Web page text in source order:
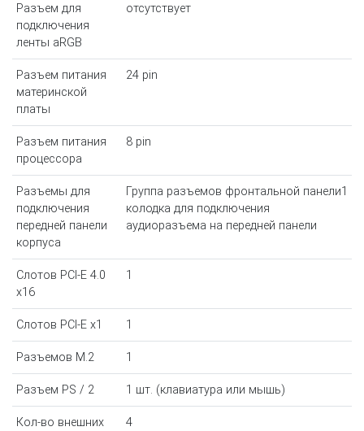
Разъем для
подключения
ленты aRGB
отсутствует
Разъем питания
материнской
платы
24 pin
Разъем питания
процессора
8 pin
Разъемы для
подключения
передней панели
корпуса
Группа разъемов фронтальной панели1
колодка для подключения
аудиоразъема на передней панели
Слотов PCI-E 4.0
x16
1
Слотов PCI-E x1 1
Разъемов M.2 1
Разъем PS / 2 1 шт. (клавиатура или мышь)
Кол-во внешних
4